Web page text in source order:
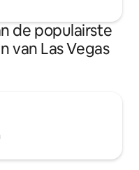
de populairste
van Las Vegas